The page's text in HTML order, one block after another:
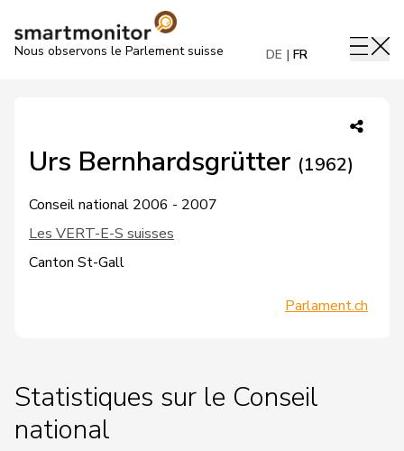
Nous observons le Parlement suisse DE FR
Urs Bernhardsgrütter (1962)
Conseil national 2006 - 2007
Les VERT-E-S suisses
Canton St-Gall
Parlament.ch
Statistiques sur le Conseil
national